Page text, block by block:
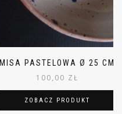
MISA PASTELOWA Ø 25 CM
100,00 ZŁ
ZOBACZ PRODUKT